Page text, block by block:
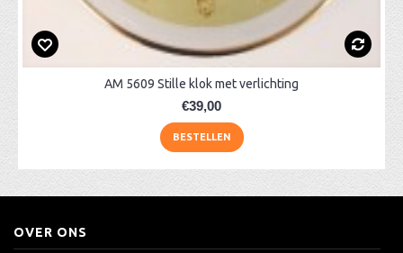
AM 5609 Stille klok met verlichting
€39,00
BESTELLEN
OVER ONS